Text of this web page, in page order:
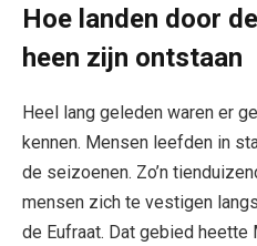
Hoe landen door
heen zijn ontstaan
Heel lang geleden waren er
kennen. Mensen leefden in
de seizoenen. Zo’n
mensen zich te vestigen
de Eufraat. Dat gebied